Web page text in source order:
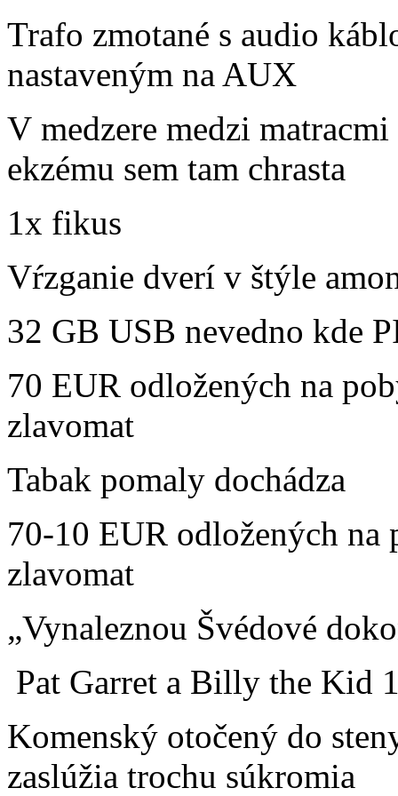
Trafo zmotané s audio
nastaveným na AUX
V medzere medzi
ekzému sem tam chrasta
1x fikus
Vŕzganie dverí v štýle
32 GB USB nevedno kde
70 EUR odložených na
zlavomat
Tabak pomaly dochádza
70-10 EUR odložených na
zlavomat
„Vynaleznou Švédové
Pat Garret a Billy the Kid
Komenský otočený do
zaslúžia trochu súkromia